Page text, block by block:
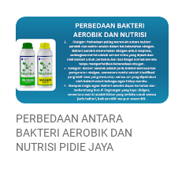
PERBEDAAN ANTARA
BAKTERI AEROBIK DAN
NUTRISI PIDIE JAYA